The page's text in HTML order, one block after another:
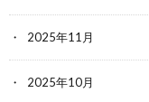
2025年11月
2025年10月